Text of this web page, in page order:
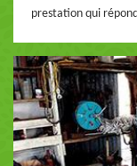
prestation qui